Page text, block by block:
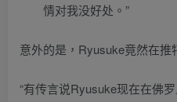
情对我没好处。”
意外的是，Ryusuke竟然在推
“有传言说Ryusuke现在在佛